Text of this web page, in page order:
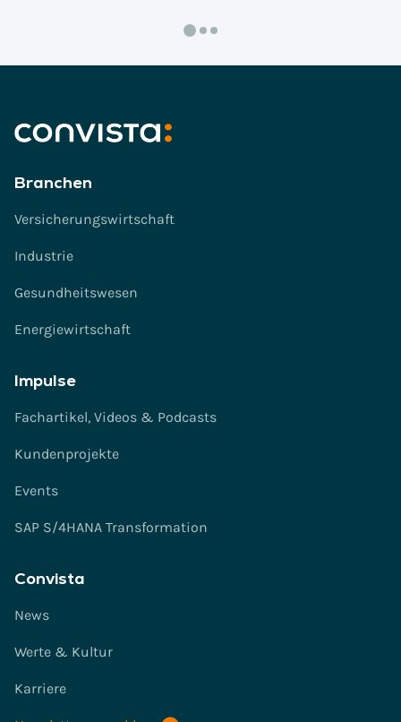
Branchen
Versicherungswirtschaft
Industrie
Gesundheitswesen
Energiewirtschaft
Impulse
Fachartikel, Videos & Podcasts
Kundenprojekte
Events
SAP S/4HANA Transformation
Convista
News
Werte & Kultur
Karriere